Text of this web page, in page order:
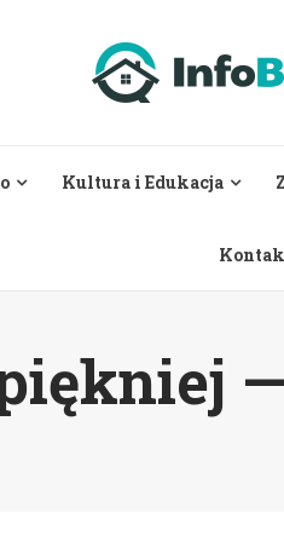
Kultura i Edukacja